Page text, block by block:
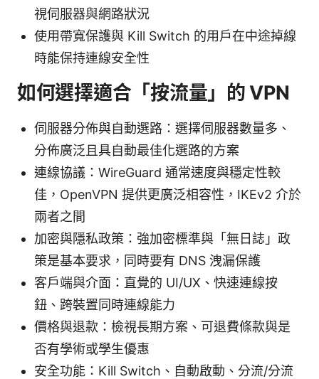
視伺服器與網路狀況
使用帶寬保護與 Kill Switch 的用戶在中途掉線
時能保持連線安全性
如何選擇適合「按流量」的 VPN
伺服器分佈與自動選路：選擇伺服器數量多、
分佈廣泛且具自動最佳化選路的方案
連線協議：WireGuard 通常速度與穩定性較
佳，OpenVPN 提供更廣泛相容性，IKEv2 介於
兩者之間
加密與隱私政策：強加密標準與「無日誌」政
策是基本要求，同時要有 DNS 洩漏保護
客戶端與介面：直覺的 UI/UX、快速連線按
鈕、跨裝置同時連線能力
價格與退款：檢視長期方案、可退費條款與是
否有學術或學生優惠
安全功能：Kill Switch、自動啟動、分流/分流